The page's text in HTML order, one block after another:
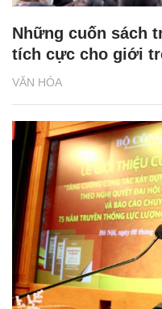
VĂN HÓA
Những cuốn sách
tích cực cho giới